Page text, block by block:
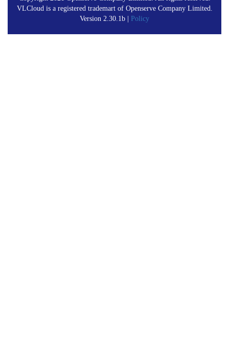
VLCloud is a registered trademart of Openserve Company Limited.
Version 2.30.1b | Policy